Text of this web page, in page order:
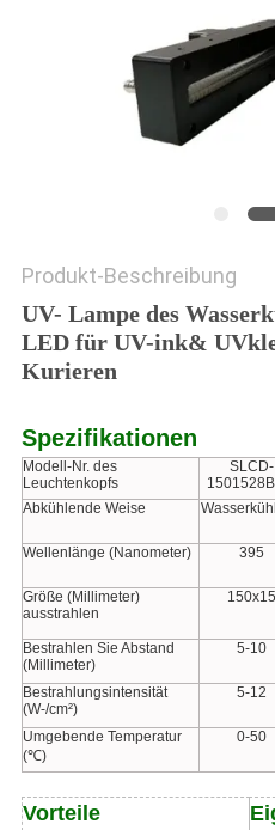
SITEMAP
Produkt-Beschreibung
UV- Lampe des
LED für UV-ink&
Kurieren
Spezifikationen
Modell-Nr. des
Leuchtenkopfs
SLCD-
Abkühlende Weise
Wellenlänge (Nanometer) 395
Größe (Millimeter)
ausstrahlen
150x15
Bestrahlen Sie Abstand
(Millimeter)
5-10
Bestrahlungsintensität
(W-/cm²)
5-12
Umgebende Temperatur
(℃)
0-50
Vorteile